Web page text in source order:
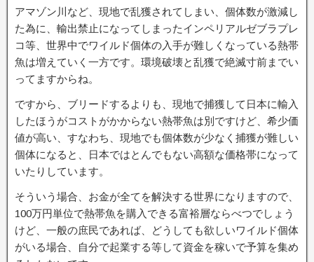
アマゾン川など、現地で乱獲されてしまい、個体数が激減し
た為に、輸出禁止になってしまったインペリアルゼブラプレ
コ等、世界中でワイルド個体の入手が難しくなっている熱帯
魚は増えていく一方です。環境破壊と乱獲で絶滅寸前までい
ってますからね。
ですから、ブリードするよりも、現地で捕獲して日本に輸入
したほうがコストがかからない熱帯魚は別ですけど、希少価
値が高い、すなわち、現地でも個体数が少なく捕獲が難しい
個体になると、日本ではとんでもない高額な価格帯になって
いたりしています。
そういう場合、お金が全てを解決する世界になりますので、
100万円単位で熱帯魚を購入できる富裕層ならべつでしょう
けど、一般の庶民であれば、どうしても欲しいワイルド個体
がいる場合、自分で起業する等して資金を稼いで予算を集め